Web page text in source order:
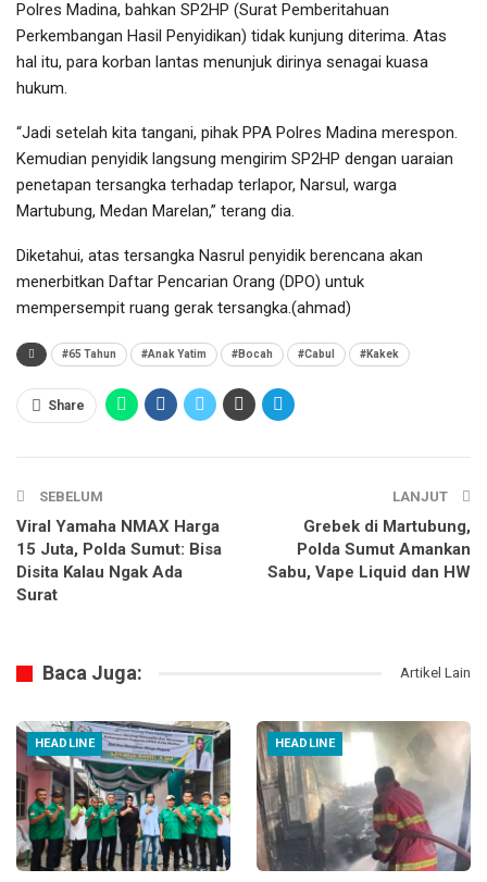
Polres Madina, bahkan SP2HP (Surat Pemberitahuan
Perkembangan Hasil Penyidikan) tidak kunjung diterima. Atas
hal itu, para korban lantas menunjuk dirinya senagai kuasa
hukum.
“Jadi setelah kita tangani, pihak PPA Polres Madina merespon.
Kemudian penyidik langsung mengirim SP2HP dengan uaraian
penetapan tersangka terhadap terlapor, Narsul, warga
Martubung, Medan Marelan,” terang dia.
Diketahui, atas tersangka Nasrul penyidik berencana akan
menerbitkan Daftar Pencarian Orang (DPO) untuk
mempersempit ruang gerak tersangka.(ahmad)
#65 Tahun #Anak Yatim #Bocah #Cabul #Kakek
Share
SEBELUM
Viral Yamaha NMAX Harga
15 Juta, Polda Sumut: Bisa
Disita Kalau Ngak Ada
Surat
LANJUT
Grebek di Martubung,
Polda Sumut Amankan
Sabu, Vape Liquid dan HW
Baca Juga: Artikel Lain
HEADLINE HEADLINE